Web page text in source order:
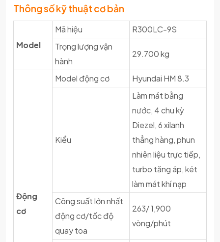
Thông số kỹ thuật cơ bản
Model
Mã hiệu
R300LC-9S
Trọng lượng vận
hành
29.700 kg
Động
cơ
Model động cơ Hyundai HM 8.3
Kiểu
Làm mát bằng
nước, 4 chu kỳ
Diezel, 6 xilanh
thẳng hàng, phun
nhiên liệu trực tiếp,
turbo tăng áp, két
làm mát khí nạp
Công suất lớn nhất
động cơ/tốc độ
quay toa
263/ 1,900
vòng/phút